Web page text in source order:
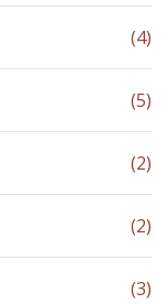
(4)
(5)
(2)
(2)
(3)